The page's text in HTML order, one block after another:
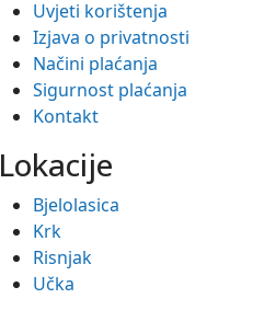
Uvjeti korištenja
Izjava o privatnosti
Načini plaćanja
Sigurnost plaćanja
Kontakt
Lokacije
Bjelolasica
Krk
Risnjak
Učka